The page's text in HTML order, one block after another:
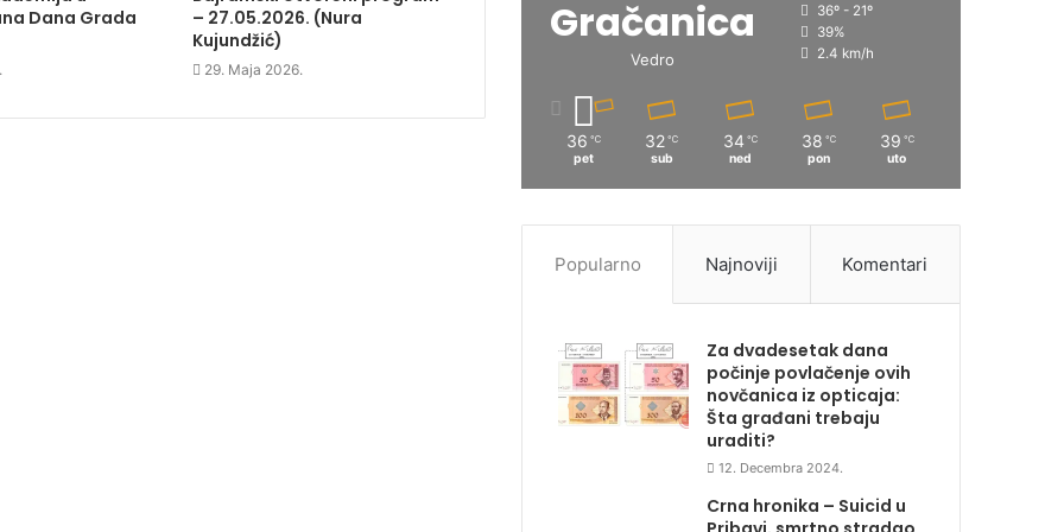
Dana Grada
– 27.05.2026. (Nura
Kujundžić)
29. Maja 2026.
Gračanica
Vedro
36º - 21º
39%
2.4 km/h
36 ℃
pet
32 ℃
sub
34 ℃
ned
38 ℃
pon
39 ℃
uto
Popularno Najnoviji Komentari
Za dvadesetak dana
počinje povlačenje ovih
novčanica iz opticaja:
Šta građani trebaju
uraditi?
12. Decembra 2024.
Crna hronika – Suicid u